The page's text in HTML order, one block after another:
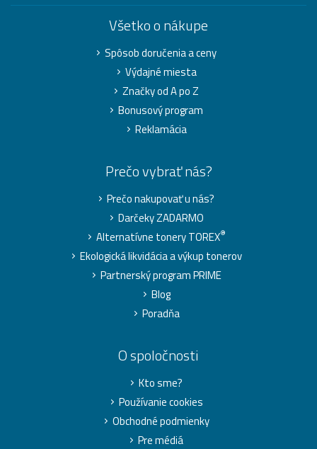
Všetko o nákupe
Spôsob doručenia a ceny
Výdajné miesta
Značky od A po Z
Bonusový program
Reklamácia
Prečo vybrať nás?
Prečo nakupovať u nás?
Darčeky ZADARMO
Alternatívne tonery TOREX®
Ekologická likvidácia a výkup tonerov
Partnerský program PRIME
Blog
Poradňa
O spoločnosti
Kto sme?
Používanie cookies
Obchodné podmienky
Pre médiá